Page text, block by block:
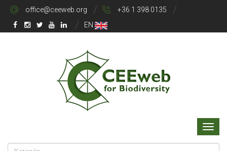
office@ceeweb.org
+36 1 398 0135
EN